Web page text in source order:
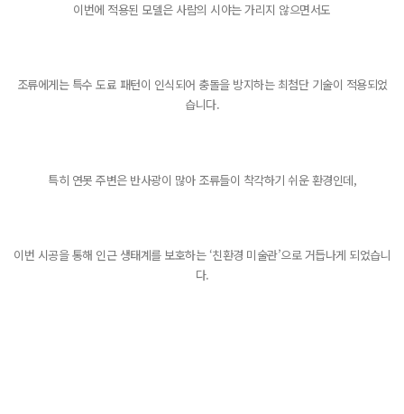
이번에 적용된 모델은 사람의 시야는 가리지 않으면서도
조류에게는 특수 도료 패턴이 인식되어 충돌을 방지하는 최첨단 기술이 적용되었
습니다.
특히 연못 주변은 반사광이 많아 조류들이 착각하기 쉬운 환경인데,
이번 시공을 통해 인근 생태계를 보호하는 ‘친환경 미술관’으로 거듭나게 되었습니
다.